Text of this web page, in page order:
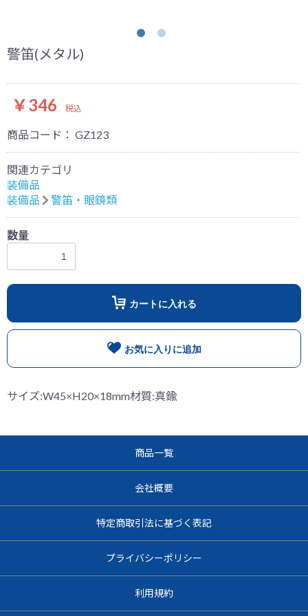
警笛(メタル)
￥346 税込
商品コード： GZ123
関連カテゴリ
装備品
装備品
警笛・眼鏡類
数量
カートに入れる
お気に入りに追加
サイズ:W45×H20×18mm材質:真鍮
商品一覧
会社概要
特定商取引法に基づく表記
プライバシーポリシー
利用規約